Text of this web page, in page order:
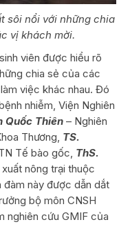
sôi nổi với những chia
vị khách mời.
viên được hiểu rõ
chia sẻ của các
việc khác nhau. Đó
nhiễm, Viện Nghiên
Quốc Thiên – Nghiên
Thương, TS.
Tế bào gốc, ThS.
nông trại thuộc
này được dẫn dắt
bộ môn CNSH
nghiên cứu GMIF của